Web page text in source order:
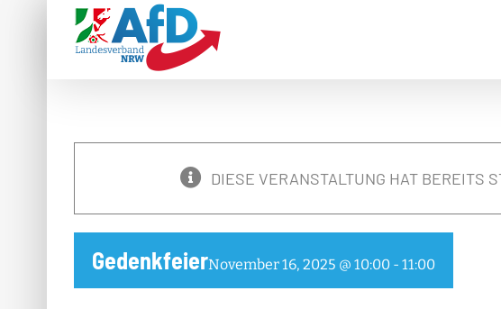
DIESE VERANSTALTUNG HAT BEREITS
GedenkfeierNovember 16, 2025 @ 10:00 - 11:00